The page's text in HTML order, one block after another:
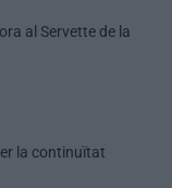
al Servette de la
la continuïtat